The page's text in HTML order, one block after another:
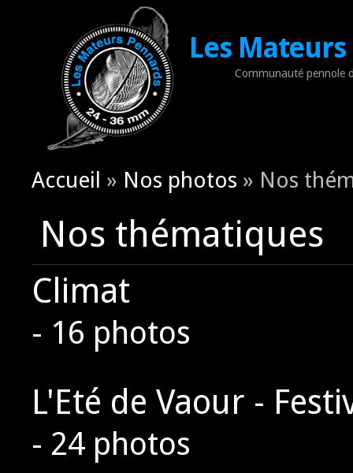
Les
Communauté pennole
Vous êtes ici
Accueil » Nos photos » Nos
Nos thématiques
Climat
- 16 photos
L'Eté de Vaour -
- 24 photos